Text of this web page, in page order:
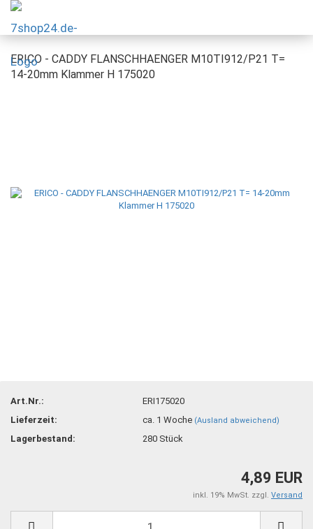
ERICO - CADDY FLANSCHHAENGER M10TI912/P21 T=
14-20mm Klammer H 175020
Art.Nr.:
ERI175020
Lieferzeit:
ca. 1 Woche (Ausland abweichend)
Lagerbestand: 280 Stück
4,89 EUR
inkl. 19% MwSt. zzgl. Versand